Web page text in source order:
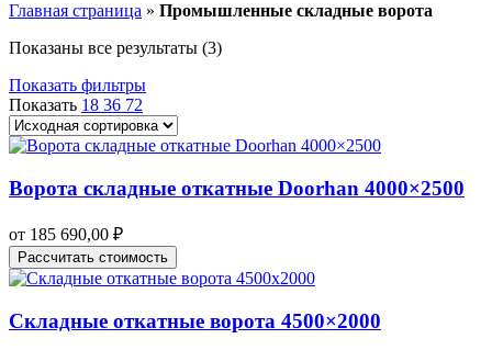
Главная страница » Промышленные складные ворота
Показаны все результаты (3)
Показать фильтры
Показать 18 36 72
Ворота складные откатные Doorhan 4000×2500
от 185 690,00 ₽
Рассчитать стоимость
Складные откатные ворота 4500×2000